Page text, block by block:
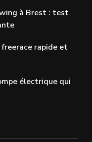
à Brest : test
freerace rapide et
électrique qui